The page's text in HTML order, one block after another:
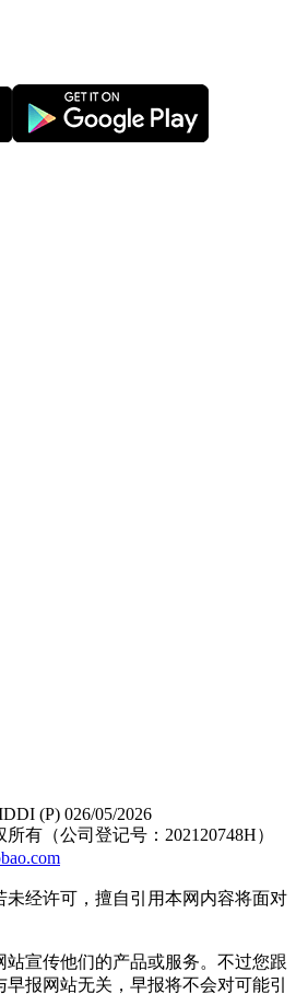
(P) 026/05/2026
有（公司登记号：202120748H）
未经许可，擅自引用本网内容将面对
宣传他们的产品或服务。不过您跟
报网站无关，早报将不会对可能引